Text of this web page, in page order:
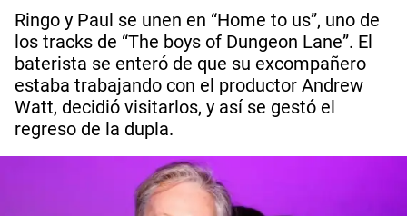
Ringo y Paul se unen en “Home to us”, uno de
los tracks de “The boys of Dungeon Lane”. El
baterista se enteró de que su excompañero
estaba trabajando con el productor Andrew
Watt, decidió visitarlos, y así se gestó el
regreso de la dupla.